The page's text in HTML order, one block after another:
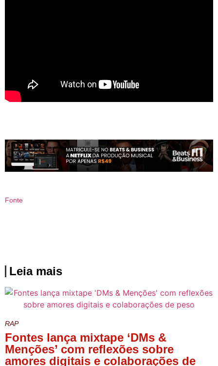
Fonte
Leia mais
RAP
Fontes lança mixtape ‘DMs &
Menções’ com reflexões sobre
amores digitais e colaborações de